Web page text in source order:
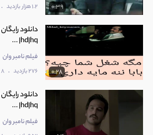
0:39 1.2 هزار بازدید .
0:28
hd|hq| ...
فیلم نامبر وان
276 بازدید . 8 سال پیش
hd|hq| ...
فیلم نامبر وان